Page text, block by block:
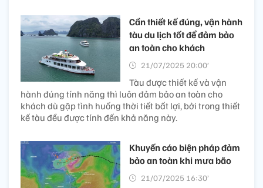
Cần thiết kế đúng, vận hành
tàu du lịch tốt để đảm bảo
an toàn cho khách
21/07/2025 20:00’
Tàu được thiết kế và vận
hành đúng tính năng thì luôn đảm bảo an toàn cho
khách dù gặp tình huống thời tiết bất lợi, bởi trong thiết
kế tàu đều được tính đến khả năng này.
Khuyến cáo biện pháp đảm
bảo an toàn khi mưa bão
21/07/2025 16:30’